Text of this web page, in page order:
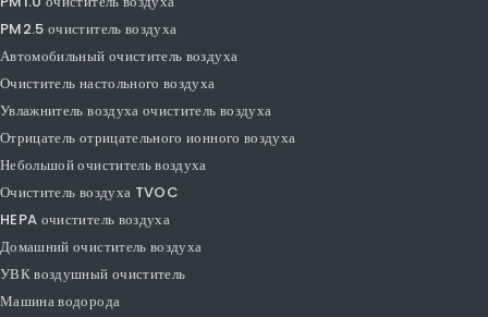
OLANSI Produts
Воздухоочиститель
PM1.0 очиститель воздуха
PM2.5 очиститель воздуха
Автомобильный очиститель воздуха